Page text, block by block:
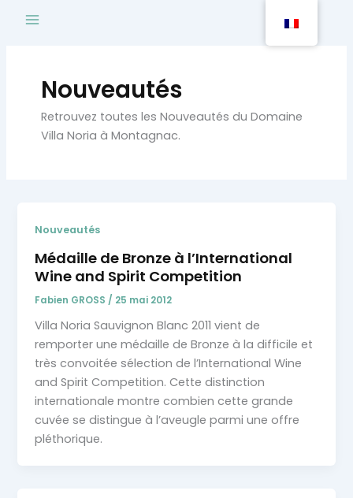
Nouveautés
Retrouvez toutes les Nouveautés du Domaine
Villa Noria à Montagnac.
Nouveautés
Médaille de Bronze à l’International
Wine and Spirit Competition
Fabien GROSS / 25 mai 2012
Villa Noria Sauvignon Blanc 2011 vient de
remporter une médaille de Bronze à la difficile et
très convoitée sélection de l’International Wine
and Spirit Competition. Cette distinction
internationale montre combien cette grande
cuvée se distingue à l’aveugle parmi une offre
pléthorique.